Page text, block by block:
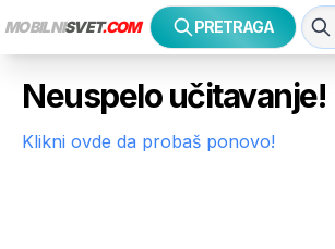
MOBILNISVET.COM PRETRAGA
Neuspelo učitavanje!
Klikni ovde da probaš ponovo!